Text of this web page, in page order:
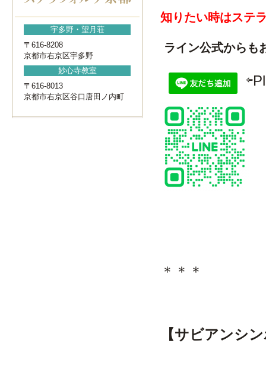
宇多野・望月荘
〒616-8208
京都市右京区宇多野
妙心寺教室
〒616-8013
京都市右京区谷口唐田ノ内町
知りたい時はステ
ライン公式からも
＊＊＊
【サビアンシ